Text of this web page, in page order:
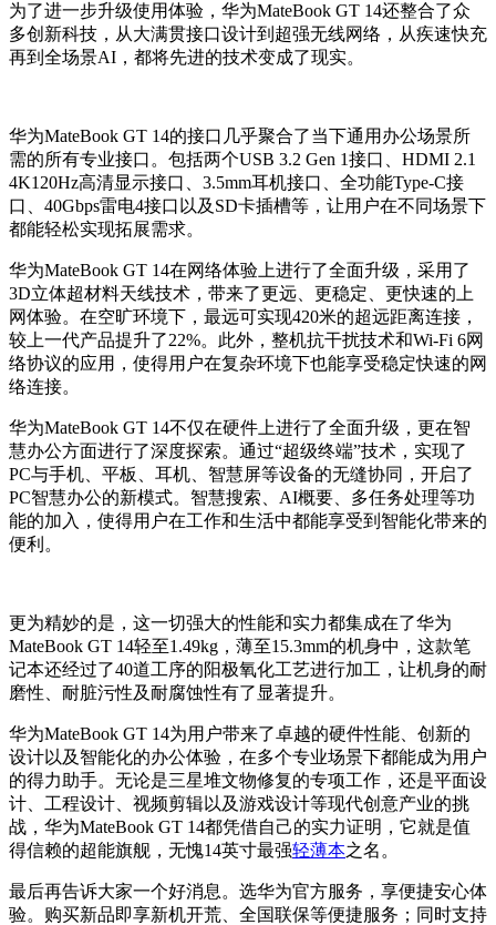
为了进一步升级使用体验，华为MateBook GT 14还整合了众
多创新科技，从大满贯接口设计到超强无线网络，从疾速快充
再到全场景AI，都将先进的技术变成了现实。
华为MateBook GT 14的接口几乎聚合了当下通用办公场景所
需的所有专业接口。包括两个USB 3.2 Gen 1接口、HDMI 2.1
4K120Hz高清显示接口、3.5mm耳机接口、全功能Type-C接
口、40Gbps雷电4接口以及SD卡插槽等，让用户在不同场景下
都能轻松实现拓展需求。
华为MateBook GT 14在网络体验上进行了全面升级，采用了
3D立体超材料天线技术，带来了更远、更稳定、更快速的上
网体验。在空旷环境下，最远可实现420米的超远距离连接，
较上一代产品提升了22%。此外，整机抗干扰技术和Wi-Fi 6网
络协议的应用，使得用户在复杂环境下也能享受稳定快速的网
络连接。
华为MateBook GT 14不仅在硬件上进行了全面升级，更在智
慧办公方面进行了深度探索。通过“超级终端”技术，实现了
PC与手机、平板、耳机、智慧屏等设备的无缝协同，开启了
PC智慧办公的新模式。智慧搜索、AI概要、多任务处理等功
能的加入，使得用户在工作和生活中都能享受到智能化带来的
便利。
更为精妙的是，这一切强大的性能和实力都集成在了华为
MateBook GT 14轻至1.49kg，薄至15.3mm的机身中，这款笔
记本还经过了40道工序的阳极氧化工艺进行加工，让机身的耐
磨性、耐脏污性及耐腐蚀性有了显著提升。
华为MateBook GT 14为用户带来了卓越的硬件性能、创新的
设计以及智能化的办公体验，在多个专业场景下都能成为用户
的得力助手。无论是三星堆文物修复的专项工作，还是平面设
计、工程设计、视频剪辑以及游戏设计等现代创意产业的挑
战，华为MateBook GT 14都凭借自己的实力证明，它就是值
得信赖的超能旗舰，无愧14英寸最强轻薄本之名。
最后再告诉大家一个好消息。选华为官方服务，享便捷安心体
验。购买新品即享新机开荒、全国联保等便捷服务；同时支持